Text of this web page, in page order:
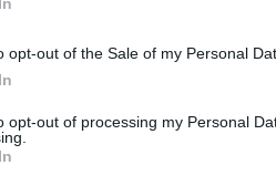
opt-out of the Sale of my Personal
opt-out of processing my Personal
Β1' ΒΟΡΕΙΟΥ
Αποδέχομαι τους